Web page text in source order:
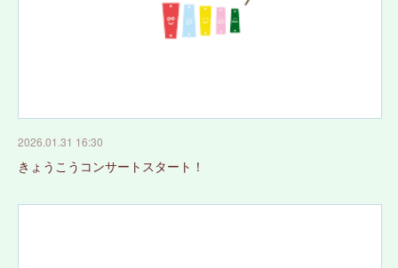
2026.01.31 16:30
きょうこうコンサートスタート！